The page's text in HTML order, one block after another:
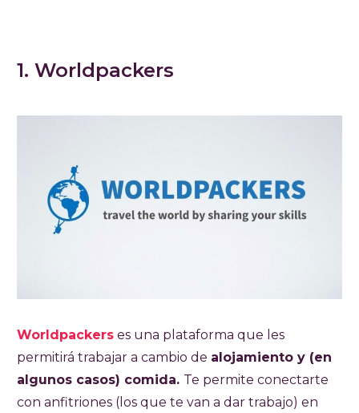
1. Worldpackers
Worldpackers es una plataforma que les
permitirá trabajar a cambio de alojamiento y (en
algunos casos) comida. Te permite conectarte
con anfitriones (los que te van a dar trabajo) en